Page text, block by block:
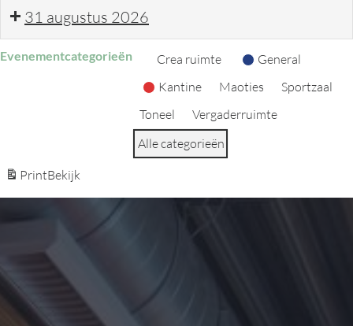
31 augustus 2026
Evenementcategorieën Categorie zonder titel
Crea ruimte
General
Kantine
Maoties
Sportzaal
Toneel
Vergaderruimte
Alle categorieën
PrintBekijk